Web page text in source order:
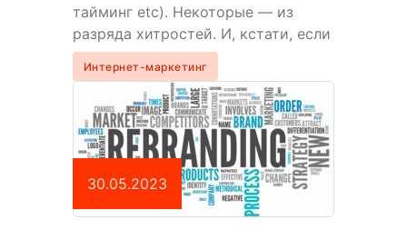
тайминг etc). Некоторые — из
разряда хитростей. И, кстати, если
вы не знаете, как обходить
ограничения китайского оператора
сетки, — можно много…
Интернет-маркетинг
30.05.2023